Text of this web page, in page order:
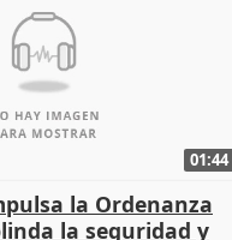
01:44
la Ordenanza
la seguridad y